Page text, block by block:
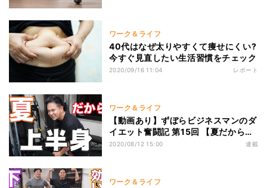
ワーク＆ライフ
40代はなぜ太りやすくて痩せにくい?
今すぐ見直したい生活習慣をチェック
2020/09/16 11:04 レポート
ワーク＆ライフ
【動画あり】ずぼらビジネスマンのダ
イエット奮闘記 第15回 【夏だから】
最後の悪あがきしようぜ【上半身ト
2020/08/12 15:00 連載
ワーク＆ライフ